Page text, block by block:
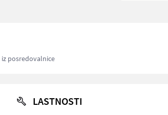
iz posredovalnice
LASTNOSTI